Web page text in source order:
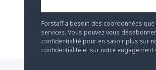
Forstaff a besoin des coordonnées
services. Vous pouvez vous
confidentialité pour en savoir plus sur
confidentialité et sur notre